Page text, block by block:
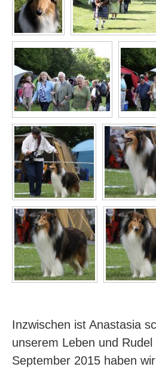
Inzwischen ist Anastasia
unserem Leben und
September 2015 haben